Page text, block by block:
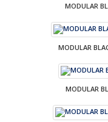
MODULAR
MODULAR
MODULAR